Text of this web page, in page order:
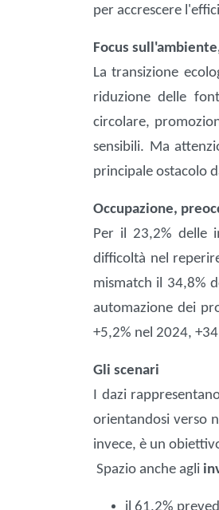
per accrescere
Focus
La transizione
riduzione delle
circolare,
sensibili. Ma
principale ostacolo
Occupazione,
Per il 23,2% delle
difficoltà nel
mismatch il 34,8%
automazione dei
+5,2% nel 2024,
Gli scenari
I dazi
orientandosi verso
invece, è un
Spazio anche agli
il 61,2%